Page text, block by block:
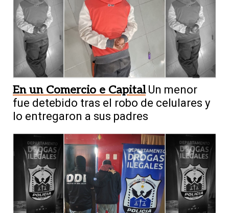
En un Comercio e Capital Un menor
fue detebido tras el robo de celulares y
lo entregaron a sus padres